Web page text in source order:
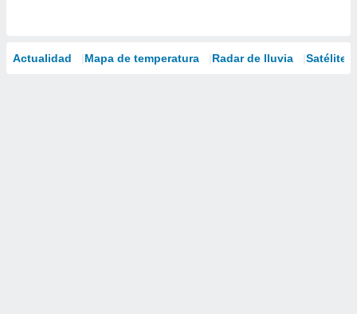
Actualidad Mapa de temperatura Radar de lluvia Satélites